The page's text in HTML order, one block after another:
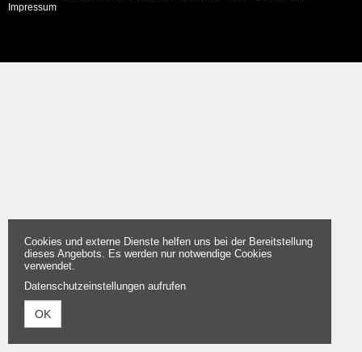
Impressum
Cookies und externe Dienste helfen uns bei der Bereitstellung
dieses Angebots. Es werden nur notwendige Cookies
verwendet.
Datenschutzeinstellungen aufrufen
OK